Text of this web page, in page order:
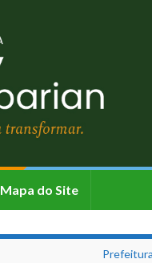
Mapa do Site